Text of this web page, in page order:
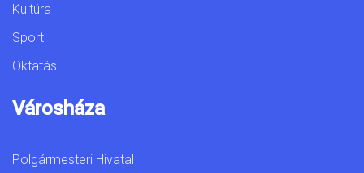
Kultúra
Sport
Oktatás
Városháza
Polgármesteri Hivatal